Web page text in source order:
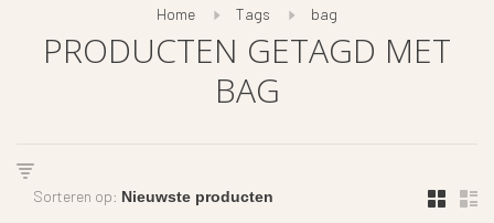
Home Tags bag
PRODUCTEN GETAGD MET
BAG
Sorteren op: